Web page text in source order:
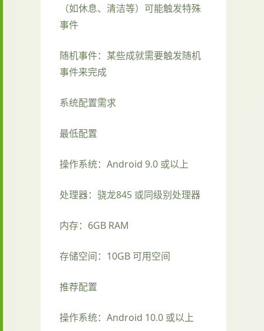
（如休息、清洁等）可能触发特殊
事件
随机事件：某些成就需要触发随机
事件来完成
系统配置需求
最低配置
操作系统：Android 9.0 或以上
处理器：骁龙845 或同级别处理器
内存：6GB RAM
存储空间：10GB 可用空间
推荐配置
操作系统：Android 10.0 或以上